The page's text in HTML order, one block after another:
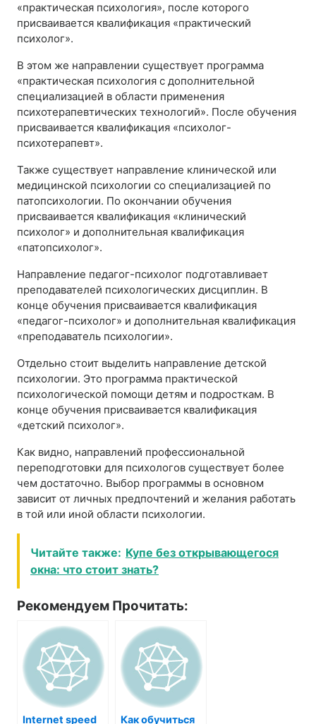
«практическая психология», после которого
присваивается квалификация «практический
психолог».
В этом же направлении существует программа
«практическая психология с дополнительной
специализацией в области применения
психотерапевтических технологий». После обучения
присваивается квалификация «психолог-
психотерапевт».
Также существует направление клинической или
медицинской психологии со специализацией по
патопсихологии. По окончании обучения
присваивается квалификация «клинический
психолог» и дополнительная квалификация
«патопсихолог».
Направление педагог-психолог подготавливает
преподавателей психологических дисциплин. В
конце обучения присваивается квалификация
«педагог-психолог» и дополнительная квалификация
«преподаватель психологии».
Отдельно стоит выделить направление детской
психологии. Это программа практической
психологической помощи детям и подросткам. В
конце обучения присваивается квалификация
«детский психолог».
Как видно, направлений профессиональной
переподготовки для психологов существует более
чем достаточно. Выбор программы в основном
зависит от личных предпочтений и желания работать
в той или иной области психологии.
Читайте также: Купе без открывающегося
окна: что стоит знать?
Рекомендуем Прочитать:
Internet speed
Как обучиться